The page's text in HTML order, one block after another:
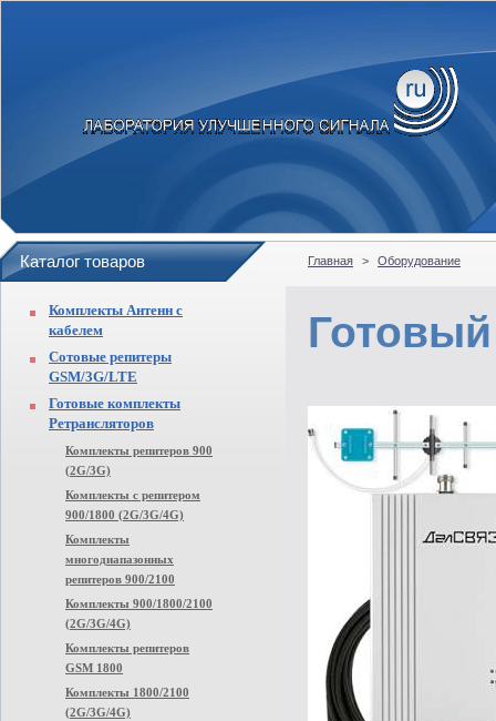
Каталог товаров
Комплекты Антенн с
кабелем
Сотовые репитеры
GSM/3G/LTE
Готовые комплекты
Ретрансляторов
Комплекты репитеров 900
(2G/3G)
Комплекты с репитером
900/1800 (2G/3G/4G)
Комплекты
многодиапазонных
репитеров 900/2100
Комплекты 900/1800/2100
(2G/3G/4G)
Комплекты репитеров
GSM 1800
Комплекты 1800/2100
(2G/3G/4G)
Главная > Оборудование